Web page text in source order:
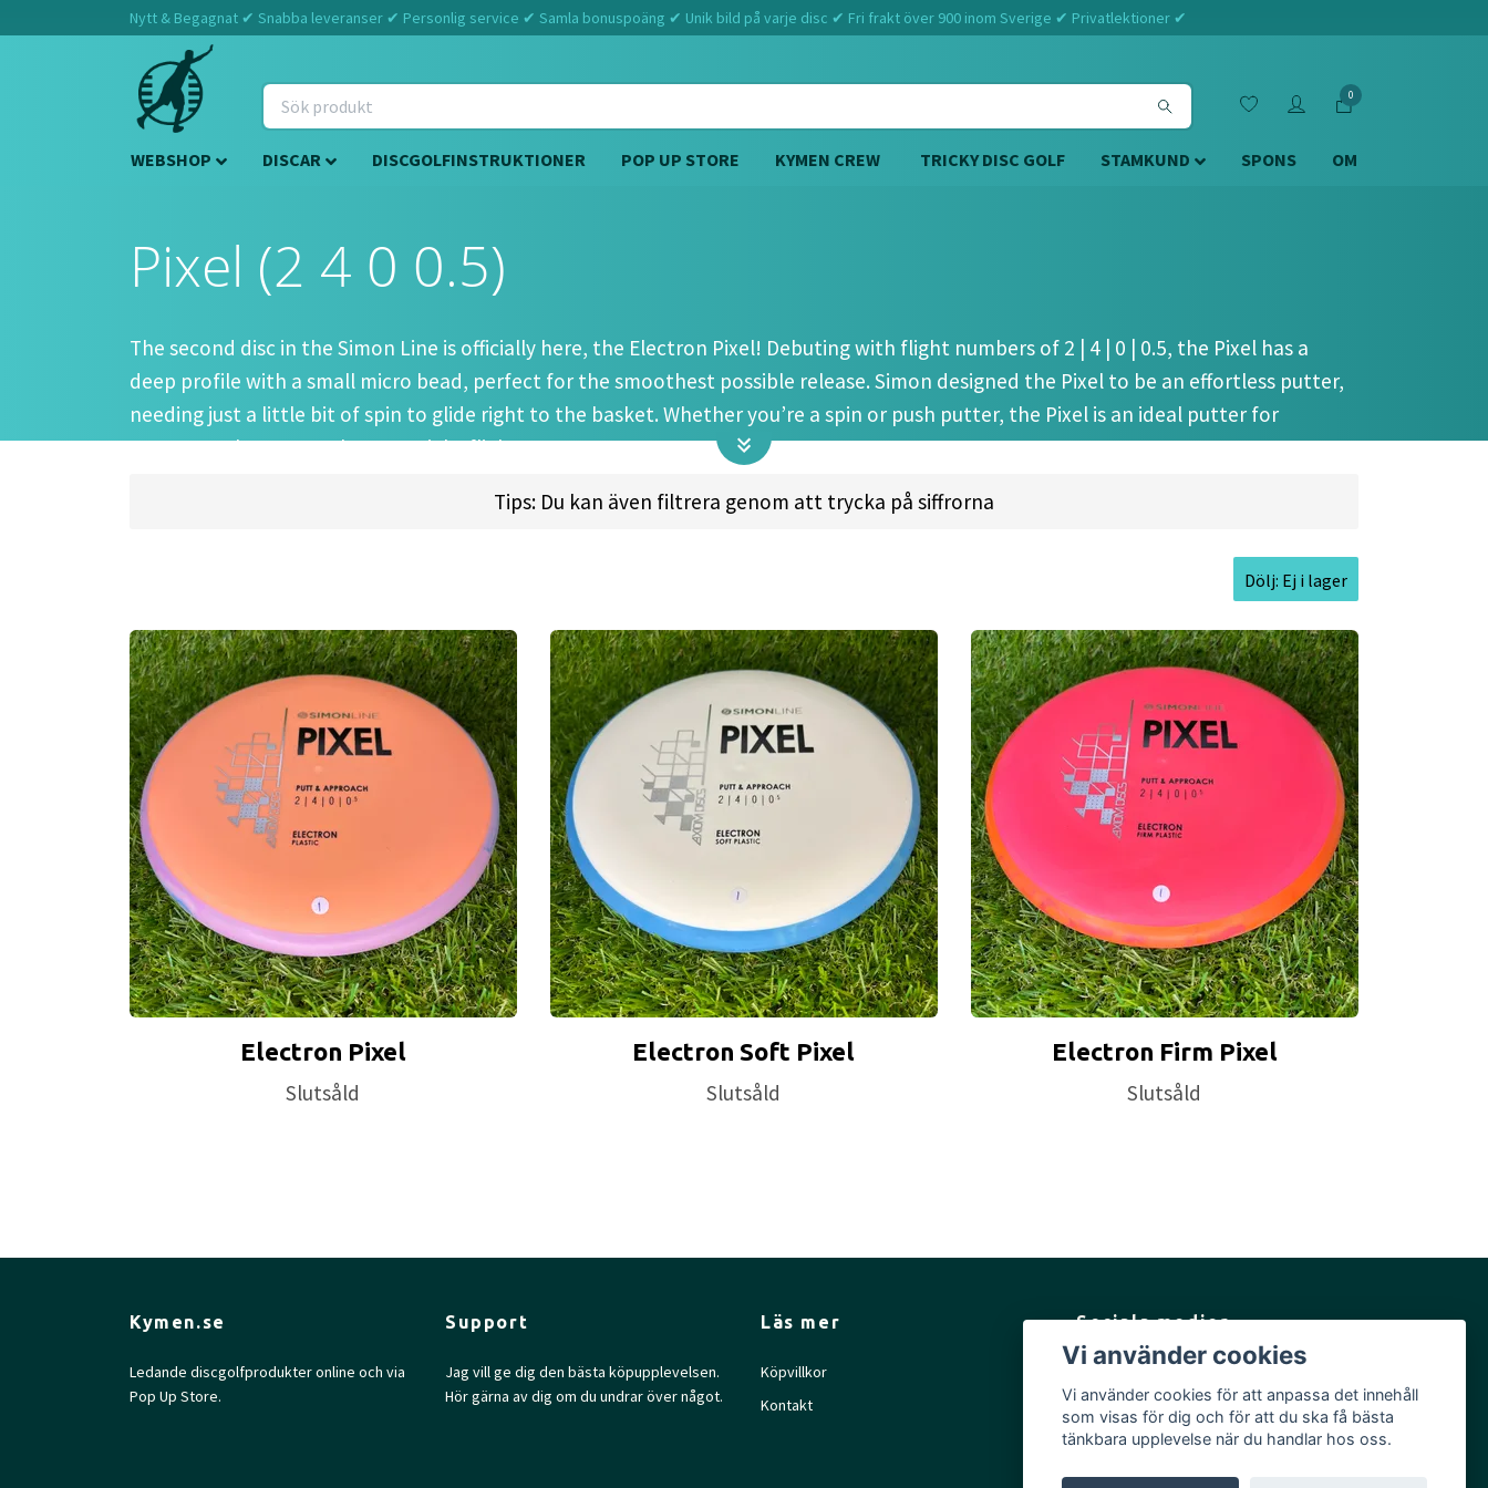
Nytt & Begagnat ✔ Snabba leveranser ✔ Personlig service ✔ Samla bonuspoäng ✔ Unik bild på varje disc ✔ Fri frakt över 900 inom Sverige ✔ Privatlektioner ✔
0
WEBSHOP DISCAR DISCGOLFINSTRUKTIONER POP UP STORE KYMEN CREW TRICKY DISC GOLF STAMKUND SPONS OM
Pixel (2 4 0 0.5)
The second disc in the Simon Line is officially here, the Electron Pixel! Debuting with flight numbers of 2 | 4 | 0 | 0.5, the Pixel has a
deep profile with a small micro bead, perfect for the smoothest possible release. Simon designed the Pixel to be an effortless putter,
needing just a little bit of spin to glide right to the basket. Whether you’re a spin or push putter, the Pixel is an ideal putter for
someone who wants a laser-straight flight.
The Pixel isn’t just excellent for putting, it’s also a very neutral flying discs off the tee or for approaches. Whether you’re putting,
Approved Date:Sep 5, 2023
Max Weight:176.0gr lDiameter:21.2cm lHeight:2.1cm lRim Depth: 1.5cm lRim Thickness: 1.0cm lInside Rim Diameter:19.1cm
Tips: Du kan även filtrera genom att trycka på siffrorna
Dölj: Ej i lager
Electron Pixel
Slutsåld
Electron Soft Pixel
Slutsåld
Electron Firm Pixel
Slutsåld
Kymen.se
Ledande discgolfprodukter online och via
Pop Up Store.
Support
Jag vill ge dig den bästa köpupplevelsen.
Hör gärna av dig om du undrar över något.
Läs mer
Köpvillkor
Kontakt
Sociala medier
Facebook
Instagram
YouTube
Vi använder cookies
Vi använder cookies för att anpassa det innehåll
som visas för dig och för att du ska få bästa
tänkbara upplevelse när du handlar hos oss.